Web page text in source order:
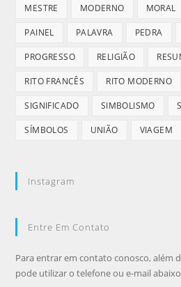
MESTRE MODERNO MORAL
PAINEL PALAVRA PEDRA
PROGRESSO RELIGIÃO
RITO FRANCÊS RITO MODERNO
SIGNIFICADO SIMBOLISMO
SÍMBOLOS UNIÃO VIAGEM
Instagram
Entre Em Contato
Para entrar em contato conosco, além
pode utilizar o telefone ou e-mail